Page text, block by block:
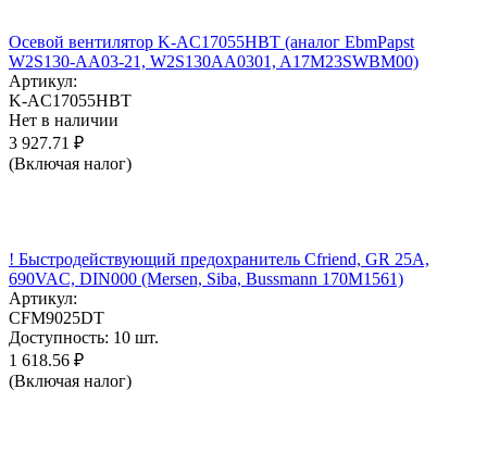
Осевой вентилятор K-AC17055HBT (аналог EbmPapst
W2S130-AA03-21, W2S130AA0301, A17M23SWBM00)
Артикул:
K-AC17055HBT
Нет в наличии
3 927.71 ₽
(Включая налог)
! Быстродействующий предохранитель Cfriend, GR 25А,
690VAC, DIN000 (Mersen, Siba, Bussmann 170M1561)
Артикул:
CFM9025DT
Доступность: 10 шт.
1 618.56 ₽
(Включая налог)